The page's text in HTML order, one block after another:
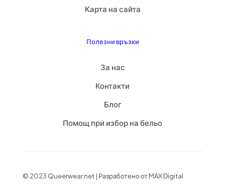
Карта на сайта
Полезни връзки
За нас
Контакти
Блог
Помощ при избор на бельо
© 2023 Queerwear.net | Разработено от MAX Digital